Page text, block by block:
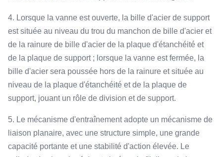
4. Lorsque la vanne est ouverte, la bille d'acier de support
est située au niveau du trou du manchon de bille d'acier et
de la rainure de bille d'acier de la plaque d'étanchéité et
de la plaque de support ; lorsque la vanne est fermée, la
bille d'acier sera poussée hors de la rainure et située au
niveau de la plaque d'étanchéité et de la plaque de
support, jouant un rôle de division et de support.
5. Le mécanisme d'entraînement adopte un mécanisme de
liaison planaire, avec une structure simple, une grande
capacité portante et une stabilité d'action élevée. Le